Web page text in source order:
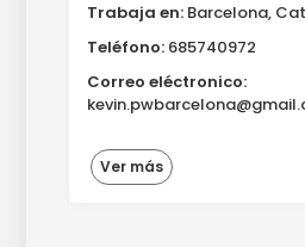
Trabaja en: Barcelona,
Teléfono: 685740972
Correo eléctronico:
Ver más